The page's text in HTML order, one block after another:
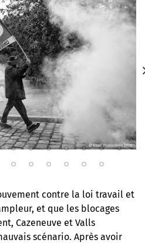
contre la loi travail et
et que les blocages
Cazeneuve et Valls
scénario. Après avoir